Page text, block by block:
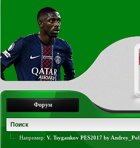
Форум
Например: V. Tsygankov PES2017 by Andrey_Pol